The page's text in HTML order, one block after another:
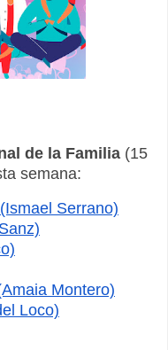
de la Familia (15
semana:
Serrano)
Montero)
Loco)